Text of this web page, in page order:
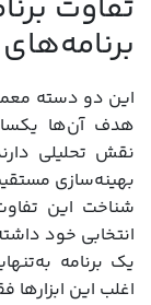
این دو دسته
هدف آن‌ها
نقش تحلیلی
بهینه‌سازی
شناخت این
انتخابی خود
یک برنامه
اغلب این